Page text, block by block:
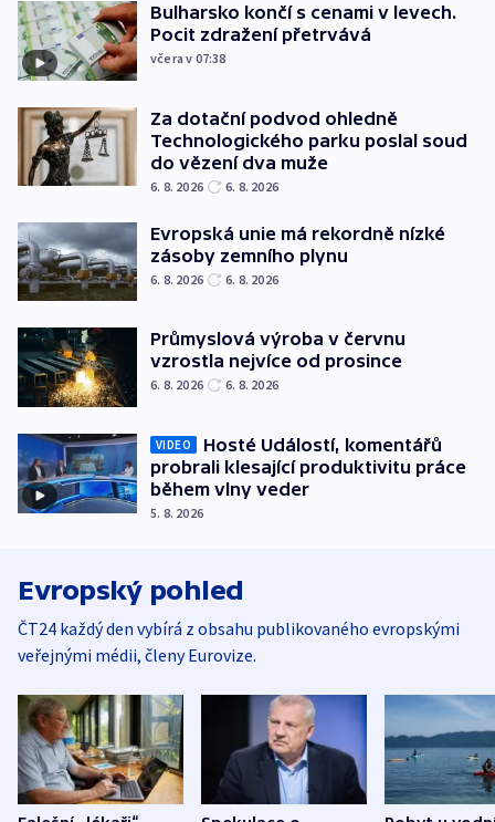
Bulharsko končí s cenami v levech.
Pocit zdražení přetrvává
včera v 07:38
Za dotační podvod ohledně
Technologického parku poslal soud
do vězení dva muže
6. 8. 2026 6. 8. 2026
Evropská unie má rekordně nízké
zásoby zemního plynu
6. 8. 2026 6. 8. 2026
Průmyslová výroba v červnu
vzrostla nejvíce od prosince
6. 8. 2026 6. 8. 2026
VIDEO
Hosté Událostí, komentářů
probrali klesající produktivitu práce
během vlny veder
5. 8. 2026
Evropský pohled
ČT24 každý den vybírá z obsahu publikovaného evropskými
veřejnými médii, členy Eurovize.